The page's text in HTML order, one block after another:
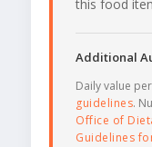
this food
Additional
Daily value
guidelines.
Office of
Guidelines